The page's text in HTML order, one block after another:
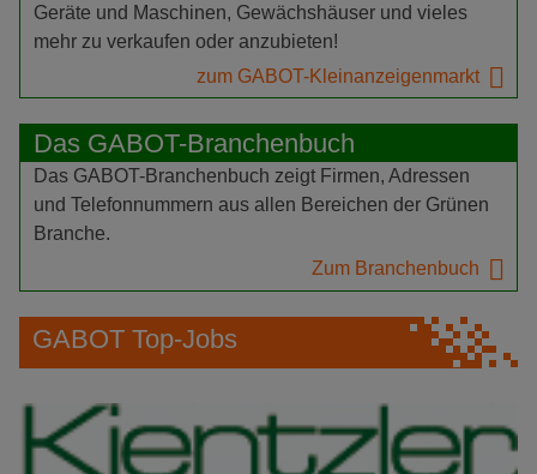
Geräte und Maschinen, Gewächshäuser und vieles
mehr zu verkaufen oder anzubieten!
zum GABOT-Kleinanzeigenmarkt
Das GABOT-Branchenbuch
Das GABOT-Branchenbuch zeigt Firmen, Adressen
und Telefonnummern aus allen Bereichen der Grünen
Branche.
Zum Branchenbuch
GABOT Top-Jobs